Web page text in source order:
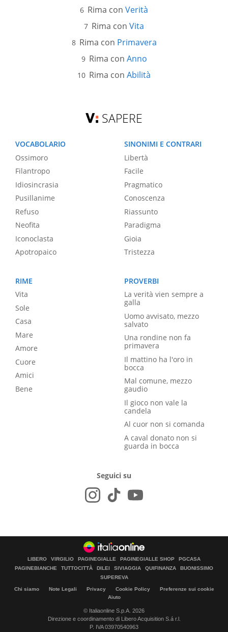
Rima con Verità
Rima con Vita
Rima con Primavera
Rima con Anno
Rima con Abilità
SAPERE
VOCABOLARIO
Ossimoro
Filantropo
Idiosincrasia
Pusillanime
Refuso
Neofita
Iconoclasta
Apotropaico
SINONIMI E CONTRARI
Libertà
Facile
Pragmatico
Conoscenza
Riassunto
Paradigma
Gioia
Tristezza
RIME
Vita
Sole
Casa
Mare
Amore
Cuore
Amici
Bene
PROVERBI
La verità vien sempre a
galla
Uomo avvisato, mezzo
salvato
Una rondine non fa
primavera
Il mattino ha l'oro in
bocca
Mal comune, mezzo
gaudio
Il gioco non vale la
candela
Al cuor non si comanda
A caval donato non si
guarda in bocca
Seguici su
LIBERO VIRGILIO PAGINEGIALLE PAGINEGIALLE SHOP
PGCASA
PAGINEBIANCHE
TUTTOCITTÀ DILEI SIVIAGGIA QUIFINANZA
BUONISSIMO
SUPEREVA
Chi siamo Note Legali Privacy Cookie Policy
Preferenze sui cookie
Aiuto
© Italiaonline S.p.A. 2026
Direzione e coordinamento di Libero Acquisition S.á r.l.
P. IVA 03970540963